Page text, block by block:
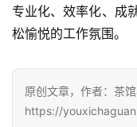
机
游
单
机
专业化、效率化、成
松愉悦的工作氛围。
原创文章，作者：茶馆
https://